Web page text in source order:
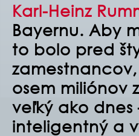
Karl-Heinz
Bayernu. Aby
to bolo pred
osem miliónov
veľký ako dnes
inteligentný a